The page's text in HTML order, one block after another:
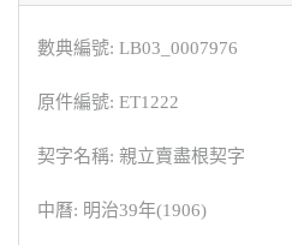
數典編號: LB03_0007976
原件編號: ET1222
契字名稱: 親立賣盡根契字
中曆: 明治39年(1906)